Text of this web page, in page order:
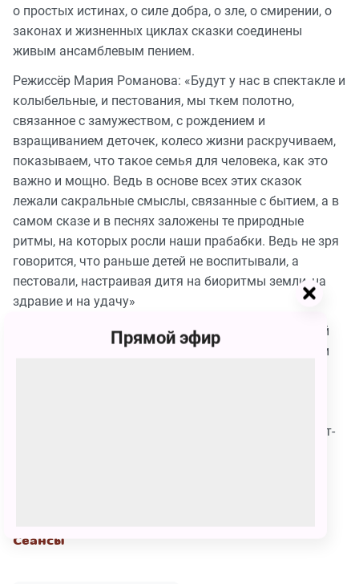
о простых истинах, о силе добра, о зле, о смирении, о
законах и жизненных циклах сказки соединены
живым ансамблевым пением.
Режиссёр Мария Романова: «Будут у нас в спектакле и
колыбельные, и пестования, мы ткем полотно,
связанное с замужеством, с рождением и
взращиванием деточек, колесо жизни раскручиваем,
показываем, что такое семья для человека, как это
важно и мощно. Ведь в основе всех этих сказок
лежали сакральные смыслы, связанные с бытием, а в
самом сказе и в песнях заложены те природные
ритмы, на которых росли наши прабабки. Ведь не зря
говорится, что раньше детей не воспитывали, а
пестовали, настраивая дитя на биоритмы земли, на
здравие и на удачу»
Лауреатами Российской национальной театральной
премии "Арлекин"-2018 стали создатели и участники
специальным призом номинационного совета Санкт-
Сеансы
Прямой эфир